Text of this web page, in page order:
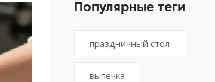
Популярные теги
праздничный стол
выпечка